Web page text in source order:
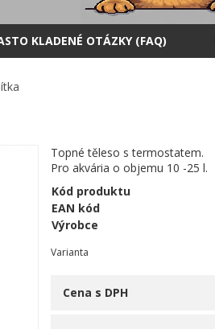
KLADENÉ OTÁZKY (FAQ)
Topné těleso s termostatem.
Pro akvária o objemu 10 -25 l.
Kód produktu
EAN kód
Výrobce
Varianta
Cena s DPH